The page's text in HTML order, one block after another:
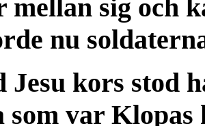
mellan sig och
nu
Jesu kors stod
var